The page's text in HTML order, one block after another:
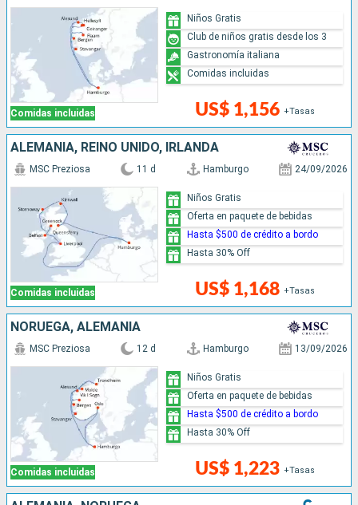
Comidas incluidas US$ 1,156 +Tasas
Niños Gratis
Club de niños gratis desde los 3
Gastronomía italiana
Comidas incluidas
ALEMANIA, REINO UNIDO, IRLANDA
Comidas incluidas
MSC Preziosa 11 d Hamburgo 24/09/2026
US$ 1,168 +Tasas
Niños Gratis
Oferta en paquete de bebidas
Hasta $500 de crédito a bordo
Hasta 30% Off
NORUEGA, ALEMANIA
Comidas incluidas
MSC Preziosa 12 d Hamburgo 13/09/2026
US$ 1,223 +Tasas
Niños Gratis
Oferta en paquete de bebidas
Hasta $500 de crédito a bordo
Hasta 30% Off